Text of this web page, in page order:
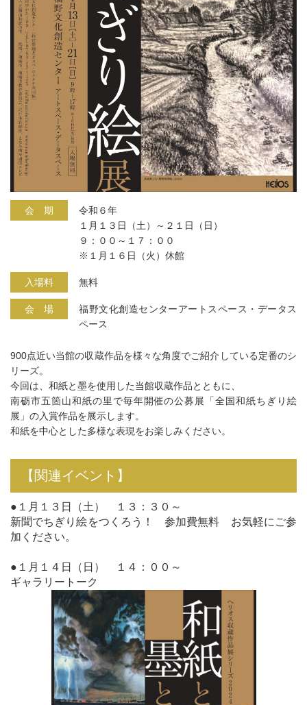
会 期
令和６年
１月１３日（土）～２１日（日）
９：００～１７：００
※１月１６日（火）休館
入場料 無料
会 場
福野文化創造センターアートスペース・データス
ペース
900点近い当館の収蔵作品を様々な角度でご紹介している定番のシ
リーズ。
今回は、和紙と墨を使用した当館収蔵作品とともに、
南砺市五箇山和紙の里で毎年開催の公募展「全国和紙ちぎり絵
展」の入賞作品を展示します。
和紙を中心とした多様な表現をお楽しみください。
【関連イベント】
●１月１３日（土） １３：３０～
新聞でちぎり絵をつくろう！ 参加費無料 お気軽にご参
加ください。
●１月１４日（日） １４：００～
ギャラリートーク